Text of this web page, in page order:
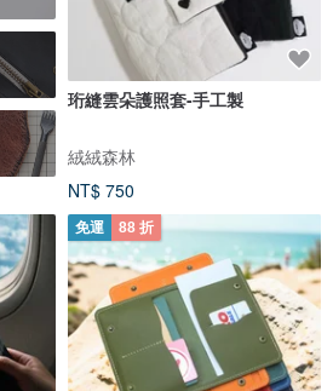
珩縫雲朵護照套-手工製
絨絨森林
NT$ 750
免運 88 折